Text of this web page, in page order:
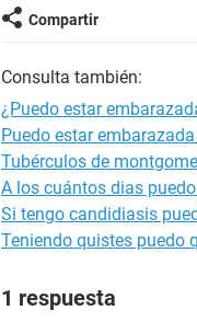
Compartir
Consulta también:
¿Puedo estar
Puedo estar
Tubérculos de
A los cuántos dias
Si tengo candidiasis
Teniendo quistes puedo
1 respuesta